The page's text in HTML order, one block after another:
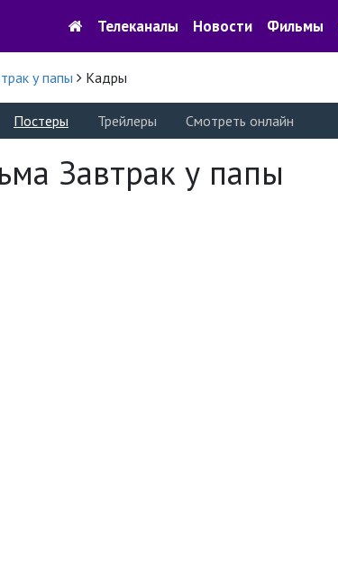
Телеканалы Новости Фильмы
у папы Кадры
Постеры Трейлеры Смотреть онлайн
Завтрак у папы